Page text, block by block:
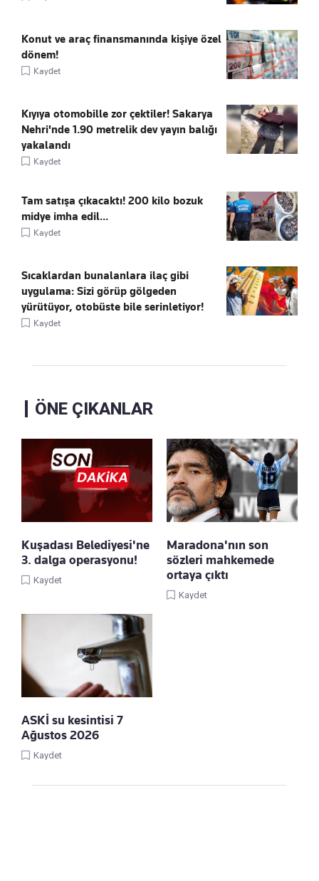
Konut ve araç finansmanında kişiye özel
dönem!
Kaydet
Kıyıya otomobille zor çektiler! Sakarya
Nehri'nde 1.90 metrelik dev yayın balığı
yakalandı
Kaydet
Tam satışa çıkacaktı! 200 kilo bozuk
midye imha edil...
Kaydet
Sıcaklardan bunalanlara ilaç gibi
uygulama: Sizi görüp gölgeden
yürütüyor, otobüste bile serinletiyor!
Kaydet
ÖNE ÇIKANLAR
Kuşadası Belediyesi'ne
3. dalga operasyonu!
Kaydet
Maradona'nın son
sözleri mahkemede
ortaya çıktı
Kaydet
ASKİ su kesintisi 7
Ağustos 2026
Kaydet